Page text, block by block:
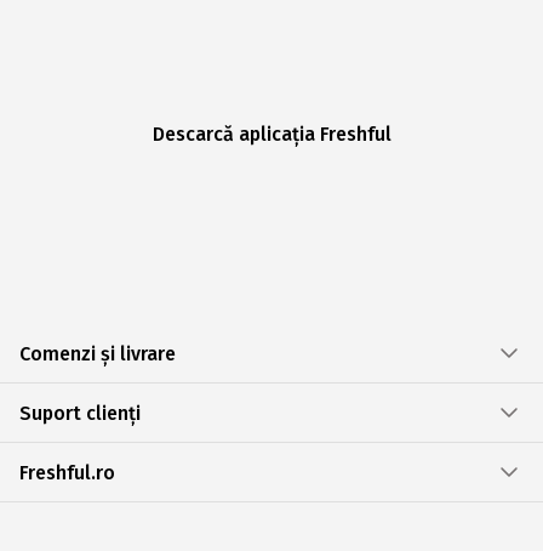
Descarcă aplicația Freshful
Comenzi și livrare
Suport clienți
Freshful.ro